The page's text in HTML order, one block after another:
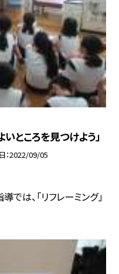
ところを見つけよう」
2022/09/05
は、「リフレーミング」